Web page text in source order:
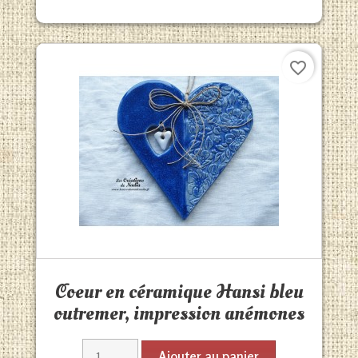
Coeur en céramique Hansi bleu
outremer, impression anémones
favorite_border